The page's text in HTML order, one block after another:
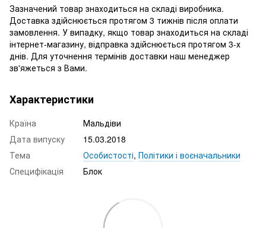
Зазначений товар знаходиться на складі виробника.
Доставка здійснюється протягом 3 тижнів після оплати
замовлення. У випадку, якщо товар знаходиться на складі
інтернет-магазину, відправка здійснюється протягом 3-х
днів. Для уточнення термінів доставки наш менеджер
зв'яжеться з Вами.
Характеристики
Країна
Мальдіви
Дата випуску
15.03.2018
Тема
Особистості, Політики і воєначальники
Специфікація
Блок